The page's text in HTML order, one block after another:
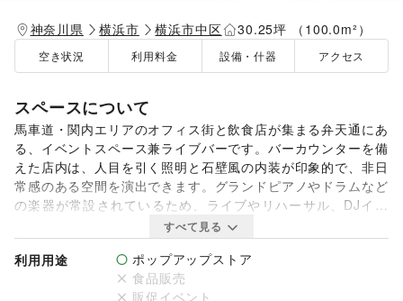
神奈川県 横浜市 横浜市中区 30.25坪 （100.0m²）
空き状況 利用料金 設備・什器 アクセス
スペースについて
馬車道・関内エリアのオフィス街と飲食店が集まる弁天通にあ
る、イベントスペース兼ライブバーです。バーカウンターを備
えた店内は、人目を引く照明と石壁風の内装が印象的で、非日
常感のある空間を演出できます。グランドピアノやドラムなど
の楽器が常設されているため、ライブやリハーサル、DJイベ
馬車道駅から4分・関内駅から5分の好立地にあり、周辺には
コンビニや飲食店が多く、イベント前後の買い出しや懇親会に
も便利です。ライブ、各種パーティー、ポップアップ、展示会
すべて見る
利用用途
ポップアップストア
食品販売
販促イベント